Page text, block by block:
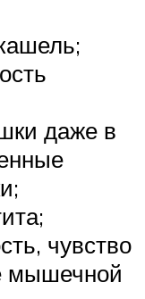
даже в
чувство
мышечной